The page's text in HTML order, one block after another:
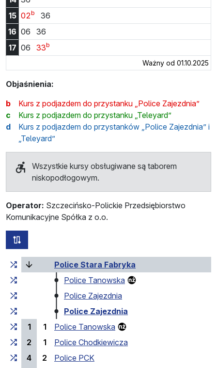
15 02b Godzina 15:02
36
16 06 Godzina 16:06
36
17 06 Godzina 17:06
33b
Ważny od 01.10.2025
Objaśnienia:
b
Kurs z podjazdem do przystanku „Police Zajezdnia”
c
Kurs z podjazdem do przystanku „Teleyard”
d
Kurs z podjazdem do przystanków „Police Zajezdnia” i
„Teleyard”
Wszystkie kursy obsługiwane są taborem
niskopodłogowym.
Operator: Szczecińsko-Polickie Przedsiębiorstwo
Komunikacyjne Spółka z o.o.
Czas przejazdu narastająco Czas przejazdu między
Police Stara Fabryka
Police Tanowska
Police Zajezdnia
Police Zajezdnia
1
1
Police Tanowska
2
1
Police Chodkiewicza
4
2
Police PCK